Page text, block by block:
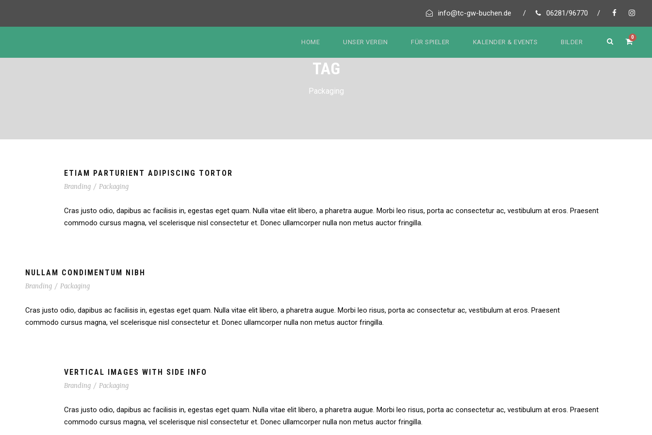
info@tc-gw-buchen.de / 06281/96770 /
HOME UNSER VEREIN FÜR SPIELER KALENDER & EVENTS BILDER
0
TAG
Packaging
ETIAM PARTURIENT ADIPISCING TORTOR
Branding / Packaging
Cras justo odio, dapibus ac facilisis in, egestas eget quam. Nulla vitae elit libero, a pharetra augue. Morbi leo risus, porta ac consectetur ac, vestibulum at eros. Praesent
commodo cursus magna, vel scelerisque nisl consectetur et. Donec ullamcorper nulla non metus auctor fringilla.
NULLAM CONDIMENTUM NIBH
Branding / Packaging
Cras justo odio, dapibus ac facilisis in, egestas eget quam. Nulla vitae elit libero, a pharetra augue. Morbi leo risus, porta ac consectetur ac, vestibulum at eros. Praesent
commodo cursus magna, vel scelerisque nisl consectetur et. Donec ullamcorper nulla non metus auctor fringilla.
VERTICAL IMAGES WITH SIDE INFO
Branding / Packaging
Cras justo odio, dapibus ac facilisis in, egestas eget quam. Nulla vitae elit libero, a pharetra augue. Morbi leo risus, porta ac consectetur ac, vestibulum at eros. Praesent
commodo cursus magna, vel scelerisque nisl consectetur et. Donec ullamcorper nulla non metus auctor fringilla.